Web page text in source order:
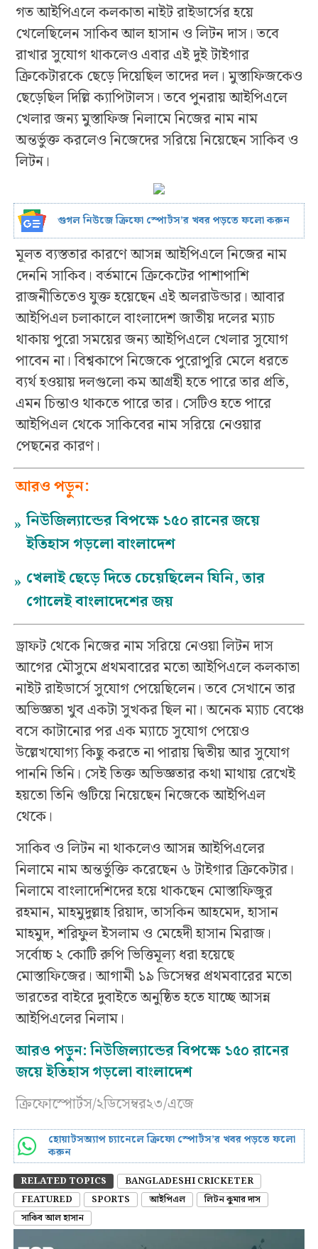
গত আইপিএলে কলকাতা নাইট রাইডার্সের হয়ে
খেলেছিলেন সাকিব আল হাসান ও লিটন দাস। তবে
রাখার সুযোগ থাকলেও এবার এই দুই টাইগার
ক্রিকেটারকে ছেড়ে দিয়েছিল তাদের দল। মুস্তাফিজকেও
ছেড়েছিল দিল্লি ক্যাপিটালস। তবে পুনরায় আইপিএলে
খেলার জন্য মুস্তাফিজ নিলামে নিজের নাম নাম
অন্তর্ভুক্ত করলেও নিজেদের সরিয়ে নিয়েছেন সাকিব ও
লিটন।
গুগল নিউজে ক্রিফো স্পোর্টস’র খবর পড়তে ফলো করুন
মূলত ব্যস্ততার কারণে আসন্ন আইপিএলে নিজের নাম
দেননি সাকিব। বর্তমানে ক্রিকেটের পাশাপাশি
রাজনীতিতেও যুক্ত হয়েছেন এই অলরাউন্ডার। আবার
আইপিএল চলাকালে বাংলাদেশ জাতীয় দলের ম্যাচ
থাকায় পুরো সময়ের জন্য আইপিএলে খেলার সুযোগ
পাবেন না। বিশ্বকাপে নিজেকে পুরোপুরি মেলে ধরতে
ব্যর্থ হওয়ায় দলগুলো কম আগ্রহী হতে পারে তার প্রতি,
এমন চিন্তাও থাকতে পারে তার। সেটিও হতে পারে
আইপিএল থেকে সাকিবের নাম সরিয়ে নেওয়ার
পেছনের কারণ।
আরও পড়ুন:
» নিউজিল্যান্ডের বিপক্ষে ১৫০ রানের জয়ে
ইতিহাস গড়লো বাংলাদেশ
» খেলাই ছেড়ে দিতে চেয়েছিলেন যিনি, তার
গোলেই বাংলাদেশের জয়
ড্রাফট থেকে নিজের নাম সরিয়ে নেওয়া লিটন দাস
আগের মৌসুমে প্রথমবারের মতো আইপিএলে কলকাতা
নাইট রাইডার্সে সুযোগ পেয়েছিলেন। তবে সেখানে তার
অভিজ্ঞতা খুব একটা সুখকর ছিল না। অনেক ম্যাচ বেঞ্চে
বসে কাটানোর পর এক ম্যাচে সুযোগ পেয়েও
উল্লেখযোগ্য কিছু করতে না পারায় দ্বিতীয় আর সুযোগ
পাননি তিনি। সেই তিক্ত অভিজ্ঞতার কথা মাথায় রেখেই
হয়তো তিনি গুটিয়ে নিয়েছেন নিজেকে আইপিএল
থেকে।
সাকিব ও লিটন না থাকলেও আসন্ন আইপিএলের
নিলামে নাম অন্তর্ভুক্তি করেছেন ৬ টাইগার ক্রিকেটার।
নিলামে বাংলাদেশিদের হয়ে থাকছেন মোস্তাফিজুর
রহমান, মাহমুদুল্লাহ রিয়াদ, তাসকিন আহমেদ, হাসান
মাহমুদ, শরিফুল ইসলাম ও মেহেদী হাসান মিরাজ।
সর্বোচ্চ ২ কোটি রুপি ভিত্তিমূল্য ধরা হয়েছে
মোস্তাফিজের। আগামী ১৯ ডিসেম্বর প্রথমবারের মতো
ভারতের বাইরে দুবাইতে অনুষ্ঠিত হতে যাচ্ছে আসন্ন
আইপিএলের নিলাম।
আরও পড়ুন: নিউজিল্যান্ডের বিপক্ষে ১৫০ রানের
জয়ে ইতিহাস গড়লো বাংলাদেশ
ক্রিফোস্পোর্টস/২ডিসেম্বর২৩/এজে
হোয়াটসঅ্যাপ চ্যানেলে ক্রিফো স্পোর্টস’র খবর পড়তে ফলো
করুন
RELATED TOPICS
BANGLADESHI CRICKETER
FEATURED
SPORTS আইপিএল
লিটন কুমার দাস
সাকিব আল হাসান